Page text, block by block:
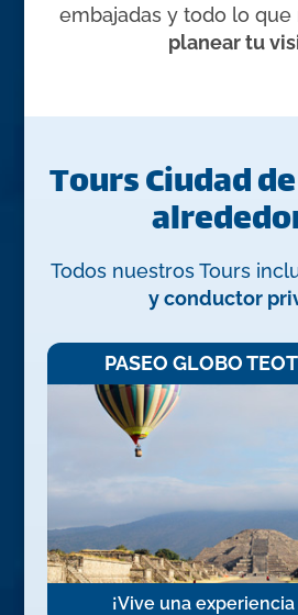
embajadas y todo lo que
planear tu
Tours Ciudad
Todos nuestros Tours
y conductor
PASEO GLOBO
¡Vive una